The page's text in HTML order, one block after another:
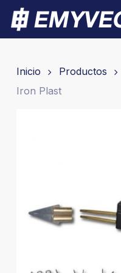
Skip
main
Inicio Productos
Iron Plast